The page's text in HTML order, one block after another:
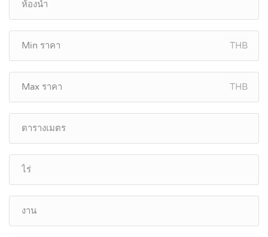
THB
THB